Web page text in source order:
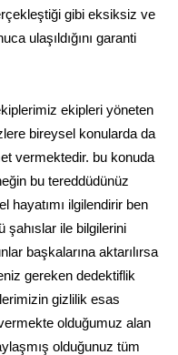
gibi eksiksiz ve
ulaşıldığını garanti
ekipleri yöneten
bireysel konularda da
vermektedir. bu konuda
bu tereddüdünüz
hayatımı ilgilendirir ben
şahıslar ile bilgilerini
başkalarına aktarılırsa
gereken dedektiflik
gizlilik esas
olduğumuz alan
olduğunuz tüm